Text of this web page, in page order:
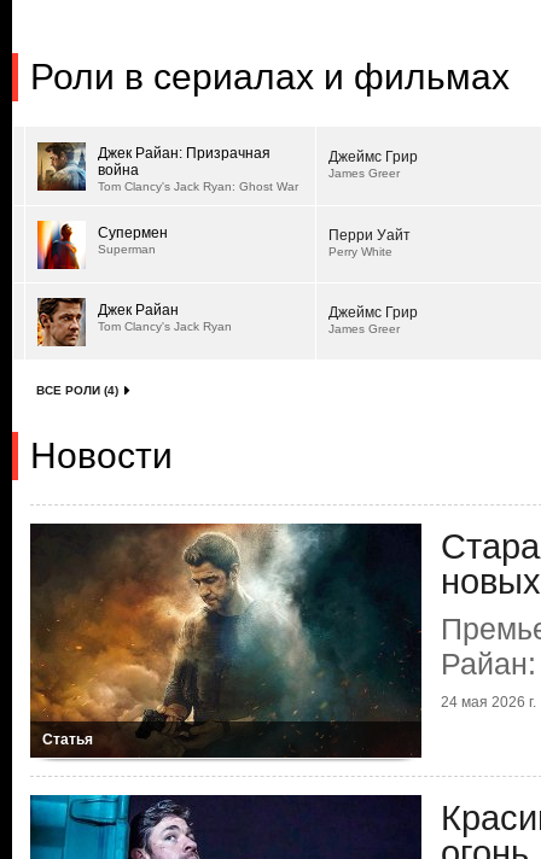
Роли в сериалах и фильмах
Джек Райан: Призрачная
война
Tom Clancy's Jack Ryan: Ghost War
Джеймс Грир
James Greer
Супермен
Superman
Перри Уайт
Perry White
Джек Райан
Tom Clancy's Jack Ryan
Джеймс Грир
James Greer
ВСЕ РОЛИ (4)
Новости
Статья
24 мая 2026 г.